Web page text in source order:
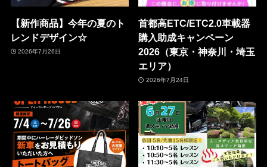
【新作商品】今年の夏のト
レンドデザイン☆
2026年7月26日
首都高ETC/ETC2.0車載器
購入助成キャンペーン
2026（東京・神奈川・埼玉
エリア）
2026年7月24日